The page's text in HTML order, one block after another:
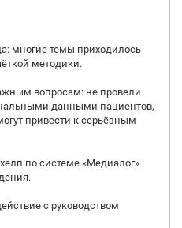
многие темы приходилось
методики.
вопросам: не провели
данными пациентов,
привести к серьёзным
по системе «Медиалог»
с руководством